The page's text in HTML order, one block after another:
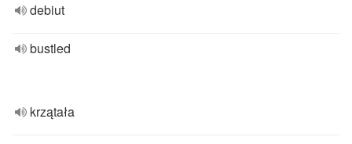
debiut
bustled
krzątała